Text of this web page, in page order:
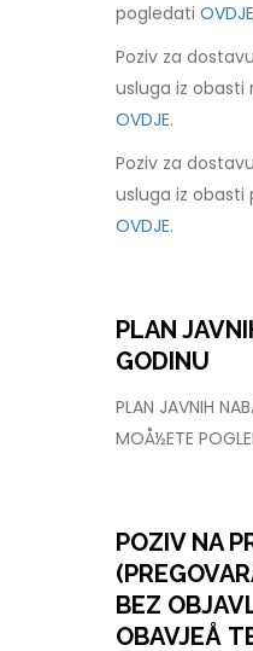
pogledati
Poziv za
usluga iz
OVDJE.
Poziv za
usluga iz
OVDJE.
PLAN
GODINU
PLAN JAVNIH
MOÅ½ETE
POZIV NA
BEZ
OBAVJEÅ